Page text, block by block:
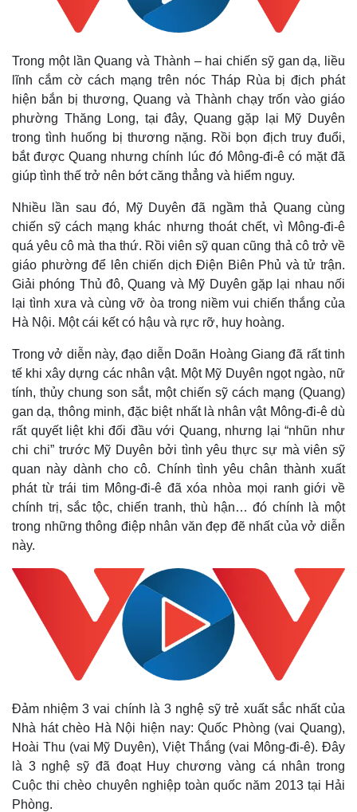
Thế giới
Quan sát
Cuộc sống đó đây
Hồ sơ
Multimedia
Ảnh
E-Magazine
Infographic
Trong một lần Quang và Thành – hai chiến sỹ gan dạ, liều
lĩnh cắm cờ cách mạng trên nóc Tháp Rùa bị địch phát
hiện bắn bị thương, Quang và Thành chạy trốn vào giáo
phường Thăng Long, tại đây, Quang gặp lại Mỹ Duyên
trong tình huống bị thương nặng. Rồi bọn địch truy đuổi,
bắt được Quang nhưng chính lúc đó Mông-đi-ê có mặt đã
giúp tình thế trở nên bớt căng thẳng và hiểm nguy.
Nhiều lần sau đó, Mỹ Duyên đã ngầm thả Quang cùng
chiến sỹ cách mạng khác nhưng thoát chết, vì Mông-đi-ê
quá yêu cô mà tha thứ. Rồi viên sỹ quan cũng thả cô trở về
giáo phường để lên chiến dịch Điện Biên Phủ và tử trận.
Giải phóng Thủ đô, Quang và Mỹ Duyên gặp lại nhau nối
lại tình xưa và cùng vỡ òa trong niềm vui chiến thắng của
Hà Nội. Một cái kết có hậu và rực rỡ, huy hoàng.
Trong vở diễn này, đạo diễn Doãn Hoàng Giang đã rất tinh
tế khi xây dựng các nhân vật. Một Mỹ Duyên ngọt ngào, nữ
tính, thủy chung son sắt, một chiến sỹ cách mạng (Quang)
gan dạ, thông minh, đặc biệt nhất là nhân vật Mông-đi-ê dù
rất quyết liệt khi đối đầu với Quang, nhưng lại “nhũn như
chi chi” trước Mỹ Duyên bởi tình yêu thực sự mà viên sỹ
quan này dành cho cô. Chính tình yêu chân thành xuất
phát từ trái tim Mông-đi-ê đã xóa nhòa mọi ranh giới về
chính trị, sắc tộc, chiến tranh, thù hận… đó chính là một
trong những thông điệp nhân văn đẹp đẽ nhất của vở diễn
này.
Đảm nhiệm 3 vai chính là 3 nghệ sỹ trẻ xuất sắc nhất của
Nhà hát chèo Hà Nội hiện nay: Quốc Phòng (vai Quang),
Hoài Thu (vai Mỹ Duyên), Việt Thắng (vai Mông-đi-ê). Đây
là 3 nghệ sỹ đã đoạt Huy chương vàng cá nhân trong
Cuộc thi chèo chuyên nghiệp toàn quốc năm 2013 tại Hải
Phòng.